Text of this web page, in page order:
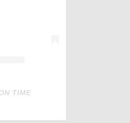
TIME